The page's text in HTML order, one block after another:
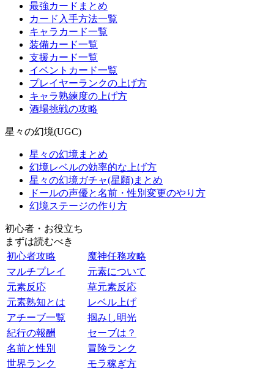
最強カードまとめ
カード入手方法一覧
キャラカード一覧
装備カード一覧
支援カード一覧
イベントカード一覧
プレイヤーランクの上げ方
キャラ熟練度の上げ方
酒場挑戦の攻略
星々の幻境(UGC)
星々の幻境まとめ
幻境レベルの効率的な上げ方
星々の幻境ガチャ(星願)まとめ
ドールの声優と名前・性別変更のやり方
幻境ステージの作り方
初心者・お役立ち
まずは読むべき
初心者攻略
魔神任務攻略
マルチプレイ
元素について
元素反応
草元素反応
元素熟知とは
レベル上げ
アチーブ一覧
掴みし明光
紀行の報酬
セーブは？
名前と性別
冒険ランク
世界ランク
モラ稼ぎ方